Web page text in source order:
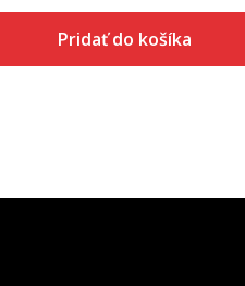
Pridať do košíka